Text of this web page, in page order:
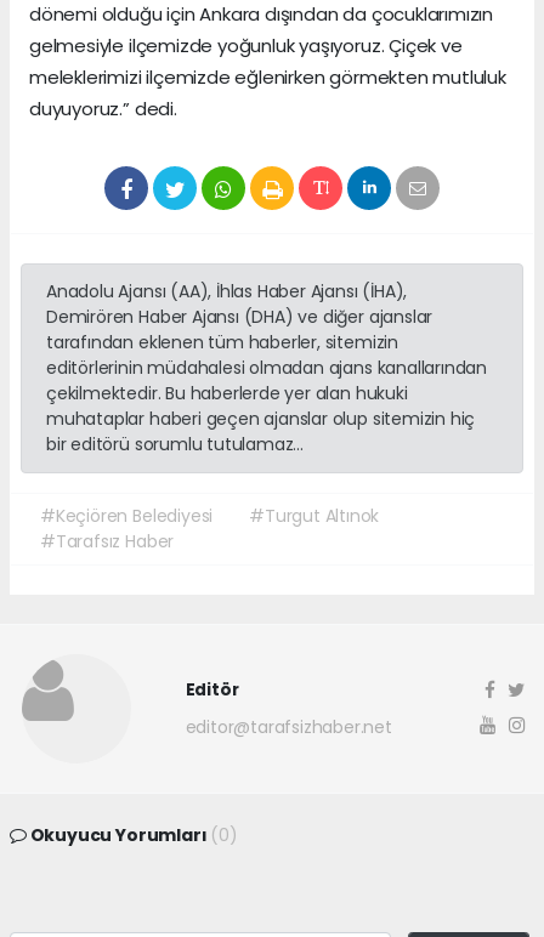
dönemi olduğu için Ankara dışından da çocuklarımızın
gelmesiyle ilçemizde yoğunluk yaşıyoruz. Çiçek ve
meleklerimizi ilçemizde eğlenirken görmekten mutluluk
duyuyoruz.” dedi. ​
Anadolu Ajansı (AA), İhlas Haber Ajansı (İHA),
Demirören Haber Ajansı (DHA) ve diğer ajanslar
tarafından eklenen tüm haberler, sitemizin
editörlerinin müdahalesi olmadan ajans kanallarından
çekilmektedir. Bu haberlerde yer alan hukuki
muhataplar haberi geçen ajanslar olup sitemizin hiç
bir editörü sorumlu tutulamaz...
#Keçiören Belediyesi
#Turgut Altınok
#Tarafsız Haber
Editör
editor@tarafsizhaber.net
Okuyucu Yorumları (0)